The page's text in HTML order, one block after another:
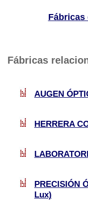
Fábricas
Fábricas
AUGEN
HERRERA
PRECISIÓN
Lux)